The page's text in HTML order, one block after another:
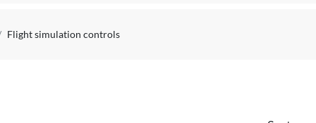
Flight simulation controls